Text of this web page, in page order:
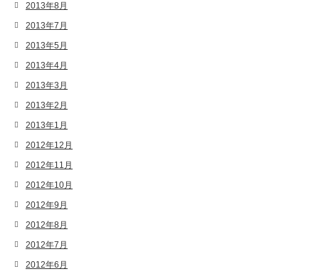
2013年8月
2013年7月
2013年5月
2013年4月
2013年3月
2013年2月
2013年1月
2012年12月
2012年11月
2012年10月
2012年9月
2012年8月
2012年7月
2012年6月